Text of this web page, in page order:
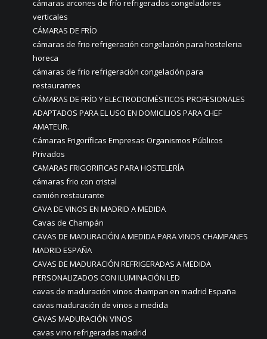
cámaras arcones de frío refrigerados congeladores
verticales
CÁMARAS DE FRÍO
cámaras de frio refrigeración congelación para hosteleria
horeca
cámaras de frio refrigeración congelación para
restaurantes
CÁMARAS DE FRÍO Y ELECTRODOMÉSTICOS PROFESIONALES
ADAPTADOS PARA EL USO EN DOMICILIOS PARA CHEF
AMATEUR.
Cámaras Frigoríficas Empresas Organismos Públicos
Privados
CAMARAS FRIGORIFICAS PARA HOSTELERÍA
cámaras frio con cristal
camión restaurante
CAVA DE VINOS EN MADRID A MEDIDA
Cavas de Champán
CAVAS DE MADURACIÓN A MEDIDA PARA VINOS CHAMPANES
MADRID ESPAÑA
CAVAS DE MADURACIÓN REFRIGERADAS A MEDIDA
PERSONALIZADOS CON ILUMINACIÓN LED
cavas de maduración vinos champan en madrid España
cavas maduración de vinos a medida
CAVAS MADURACIÓN VINOS
cavas vino refrigeradas madrid